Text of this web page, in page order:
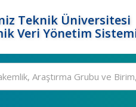
Teknik Üniversitesi
Veri Yönetim